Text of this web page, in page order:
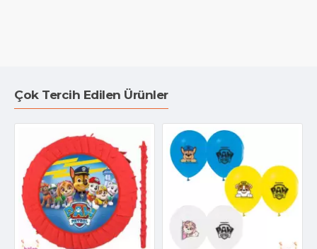
Çok Tercih Edilen Ürünler